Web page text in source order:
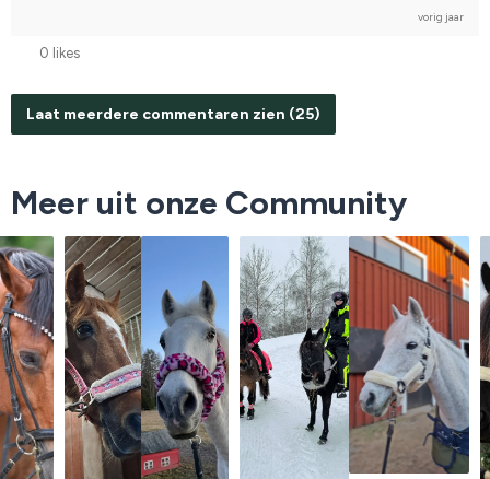
vorig jaar
0 likes
Laat meerdere commentaren zien (25)
Meer uit onze Community